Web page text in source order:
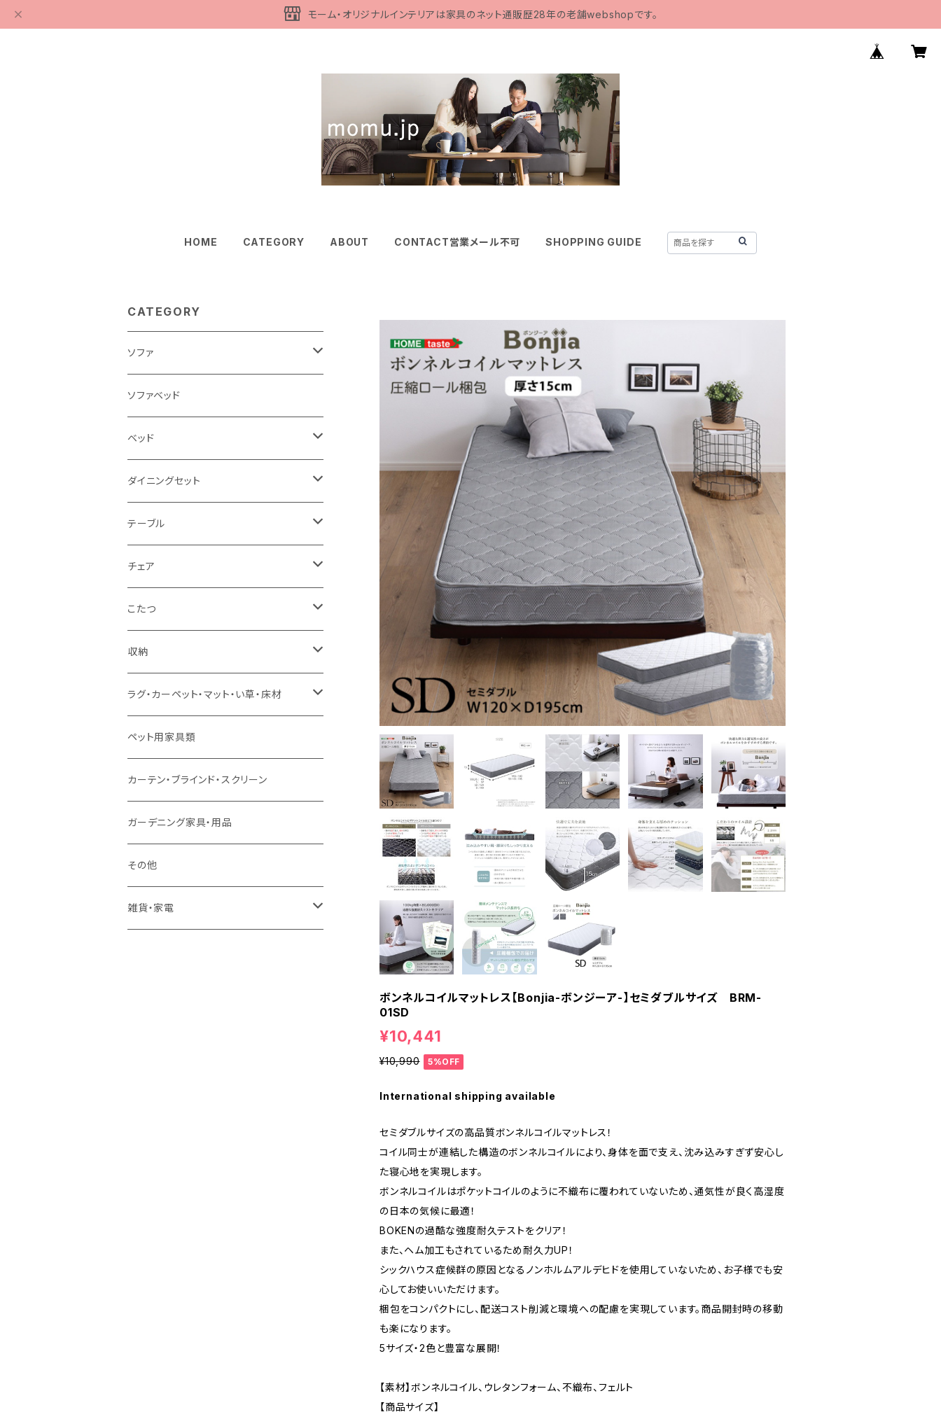
モーム・オリジナルインテリアは家具のネット通販歴28年の老舗webshopです。
HOME CATEGORY ABOUT CONTACT営業メール不可 SHOPPING GUIDE
ボンネルコイルマットレス【Bonjia-ボンジーア-】セミダブルサイズ BRM-
01SD
¥10,441
¥10,990 5%OFF
International shipping available
セミダブルサイズの高品質ボンネルコイルマットレス！
コイル同士が連結した構造のボンネルコイルにより、身体を面で支え、沈み込みすぎず安心し
た寝心地を実現します。
ボンネルコイルはポケットコイルのように不織布に覆われていないため、通気性が良く高湿度
の日本の気候に最適！
BOKENの過酷な強度耐久テストをクリア！
また、ヘム加工もされているため耐久力UP！
シックハウス症候群の原因となるノンホルムアルデヒドを使用していないため、お子様でも安
心してお使いいただけます。
梱包をコンパクトにし、配送コスト削減と環境への配慮を実現しています。商品開封時の移動
も楽になります。
5サイズ・2色と豊富な展開！
【素材】ボンネルコイル、ウレタンフォーム、不織布、フェルト
【商品サイズ】
CATEGORY
ソファ
3人掛け
2.5人掛け
2人掛け
1人掛け
カウチソファ
コーナーソファ
ソファセット
スツール・オットマン
ソファ付属品
クッション・座椅子
ソファベッド
ベッド
シングルサイズ以下（フレームのみ）
セミダブルサイズ（フレームのみ）
ダブルサイズ（フレームのみ）
ワイドダブルサイズ以上（フレームのみ）
シングルサイズ以下（マットレス付）
セミダブルサイズ（マットレス付）
ダブルサイズ（マットレス付）
ダブルサイズ以上（マットレス付）
ロフトベッド
二段ベッド
マットレス
ダイニングセット
ダイニング3点セット以下
ダイニング4点セット
ダイニング5点・6点セット
ダイニング7点セット以上
テーブル
センターテーブル
ダイニングテーブル
カウンターテーブル
リフティングテーブル
サイドテーブル・コーヒーテーブル
デスク
チェア
ダイニングチェア
カウンターチェア
キッズチェア
オフィスチェア・ゲーミングチェア
ダイニングベンチ・スツール
こたつ
こたつテーブル
こたつ布団
コタツ・布団セット
収納
本棚・シェルフ
食器棚・収納庫
レンジ台・カウンター
ラック
TVボード
キャビネット・飾り棚
ラグ・カーペット・マット・い草・床材
マット・フロアタイル
ラグ
カーペット
ペット用家具類
カーテン・ブラインド・スクリーン
ガーデニング家具・用品
その他
雑貨・家電